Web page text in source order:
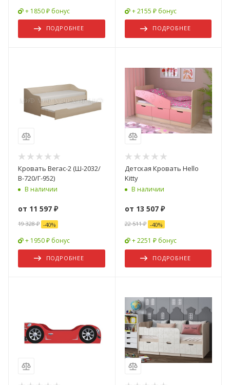
+ 1850 ₽ бонус
ПОДРОБНЕЕ
+ 2155 ₽ бонус
ПОДРОБНЕЕ
Кровать Вегаc-2 (Ш-2032/
В-720/Г-952)
В наличии
от 11 597 ₽
19 328 ₽ -40%
+ 1950 ₽ бонус
ПОДРОБНЕЕ
Детская Кровать Hello
Kitty
В наличии
от 13 507 ₽
22 511 ₽ -40%
+ 2251 ₽ бонус
ПОДРОБНЕЕ